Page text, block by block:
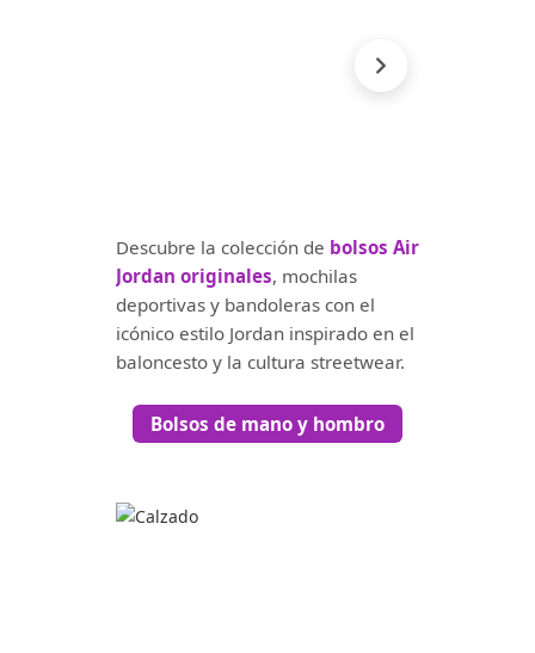
Descubre la colección de bolsos Air
Jordan originales, mochilas
deportivas y bandoleras con el
icónico estilo Jordan inspirado en el
baloncesto y la cultura streetwear.
Bolsos de mano y hombro